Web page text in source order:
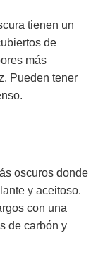
tienen un
de
más
Pueden tener
oscuros donde
y aceitoso.
con una
de carbón y